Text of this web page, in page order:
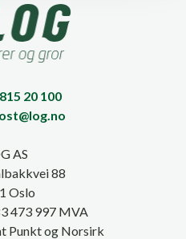
815 20 100
AS
88
Oslo
473 997 MVA
Punkt og Norsirk